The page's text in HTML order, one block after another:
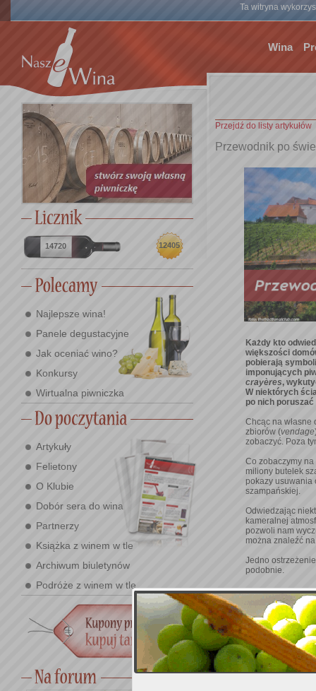
Ta witryna
Wina
14720 12405
Najlepsze wina!
Panele degustacyjne
Jak oceniać wino?
Konkursy
Wirtualna piwniczka
Artykuły
Felietony
O Klubie
Dobór sera do wina
Partnerzy
Książka z winem w tle
Archiwum biuletynów
Podróże z winem w tle
Przejdź do listy artykułów
Przewodnik po
Każdy kto
większości
pobierają
imponujących
crayères,
W niektórych
po nich
Chcąc na
zbiorów (vendage
zobaczyć. Poza
Co zobaczymy
miliony butelek
pokazy usuwania
szampańskiej.
Odwiedzając
kameralnej
pozwoli nam
można znaleźć
Jedno
podobnie.
Wybrane